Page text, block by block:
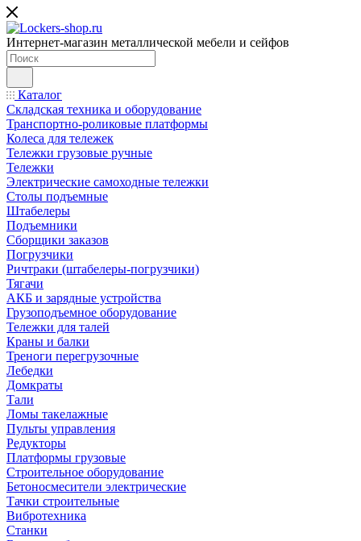
Интернет-магазин металлической мебели и сейфов
Каталог
Складская техника и оборудование
Транспортно-роликовые платформы
Колеса для тележек
Тележки грузовые ручные
Тележки
Электрические самоходные тележки
Столы подъемные
Штабелеры
Подъемники
Сборщики заказов
Погрузчики
Ричтраки (штабелеры-погрузчики)
Тягачи
АКБ и зарядные устройства
Грузоподъемное оборудование
Тележки для талей
Краны и балки
Треноги перегрузочные
Лебедки
Домкраты
Тали
Ломы такелажные
Пульты управления
Редукторы
Платформы грузовые
Строительное оборудование
Бетоносмесители электрические
Тачки строительные
Вибротехника
Станки